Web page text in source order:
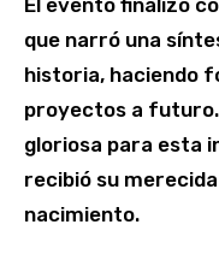
que narró una
historia, haciendo
proyectos a futuro.
gloriosa para esta
recibió su
nacimiento.